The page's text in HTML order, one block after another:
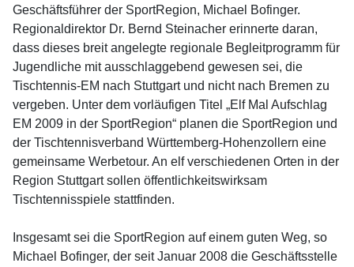
Geschäftsführer der SportRegion, Michael Bofinger.
Regionaldirektor Dr. Bernd Steinacher erinnerte daran,
dass dieses breit angelegte regionale Begleitprogramm für
Jugendliche mit ausschlaggebend gewesen sei, die
Tischtennis-EM nach Stuttgart und nicht nach Bremen zu
vergeben. Unter dem vorläufigen Titel „Elf Mal Aufschlag
EM 2009 in der SportRegion“ planen die SportRegion und
der Tischtennisverband Württemberg-Hohenzollern eine
gemeinsame Werbetour. An elf verschiedenen Orten in der
Region Stuttgart sollen öffentlichkeitswirksam
Tischtennisspiele stattfinden.
Insgesamt sei die SportRegion auf einem guten Weg, so
Michael Bofinger, der seit Januar 2008 die Geschäftsstelle